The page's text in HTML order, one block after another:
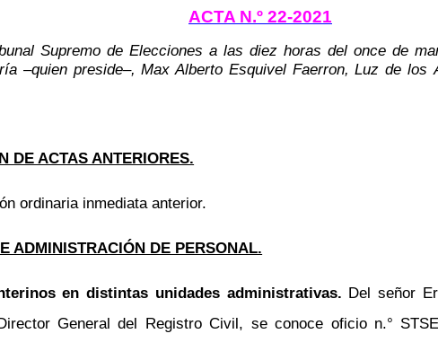
ACTA N.º 22-2021
Supremo de Elecciones a las diez horas del once de
–quien preside–, Max Alberto Esquivel Faerron, Luz de
DE ACTAS ANTERIORES.
ordinaria inmediata anterior.
ADMINISTRACIÓN DE PERSONAL.
en distintas unidades administrativas. Del señor
General del Registro Civil, se conoce oficio n.°